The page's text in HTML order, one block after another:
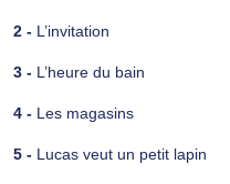
2 - L’invitation
3 - L’heure du bain
4 - Les magasins
5 - Lucas veut un petit lapin